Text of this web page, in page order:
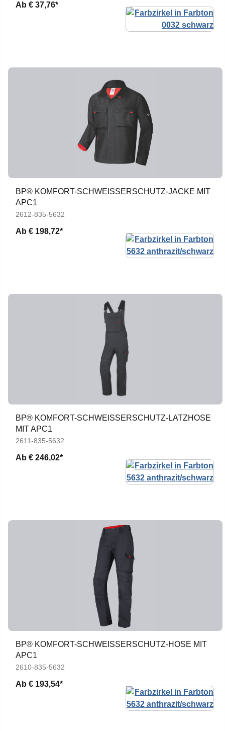
Ab € 37,76*
BP® KOMFORT-SCHWEISSERSCHUTZ-JACKE MIT A
PC1
2612-835-5632
Ab € 198,72*
BP® KOMFORT-SCHWEISSERSCHUTZ-LATZHOSE M
IT APC1
2611-835-5632
Ab € 246,02*
BP® KOMFORT-SCHWEISSERSCHUTZ-HOSE MIT A
PC1
2610-835-5632
Ab € 193,54*